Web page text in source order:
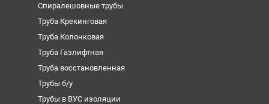
Спиралешовные трубы
Труба Крекинговая
Труба Колонковая
Труба Газлифтная
Труба восстановленная
Трубы б/у
Трубы в ВУС изоляции